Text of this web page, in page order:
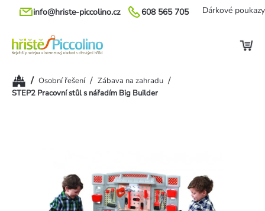
Přejít
608 565 705
info@hriste-piccolino.cz Dárkové poukazy
Domů/ Osobní řešení / Zábava na zahradu /
STEP2 Pracovní stůl s nářadím Big Builder